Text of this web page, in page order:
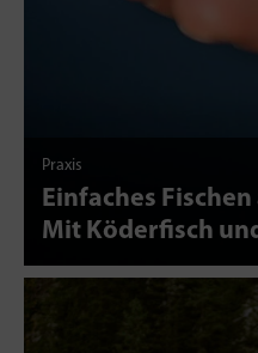
Praxis
Einfaches
Mit Köderfisch